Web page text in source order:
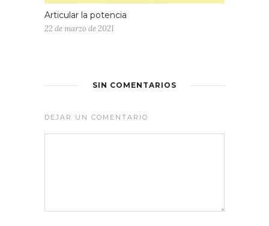
Articular la potencia
22 de marzo de 2021
SIN COMENTARIOS
DEJAR UN COMENTARIO